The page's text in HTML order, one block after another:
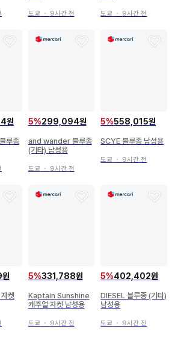
도쿄 ・ 9시간 전 도쿄 ・ 9시간 전
원
루종
5%299,094원
and wander 블루종
(기타) 남성용
도쿄 ・ 9시간 전
5%558,015원
SCYE 블루종 남성용
도쿄 ・ 9시간 전
켓
5%331,788원
Kaptain Sunshine
캐주얼 자켓 남성용
도쿄 ・ 9시간 전
5%402,402원
DIESEL 블루종 (기타)
남성용
도쿄 ・ 9시간 전